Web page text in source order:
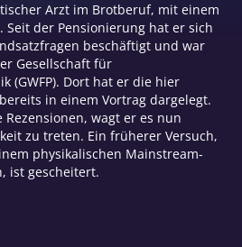
Arzt im Brotberuf, mit einem
der Pensionierung hat er sich
beschäftigt und war
Gesellschaft für
(GWFP). Dort hat er die hier
in einem Vortrag dargelegt.
wagt er es nun
zu treten. Ein früherer Versuch,
physikalischen Mainstream-
ist gescheitert.